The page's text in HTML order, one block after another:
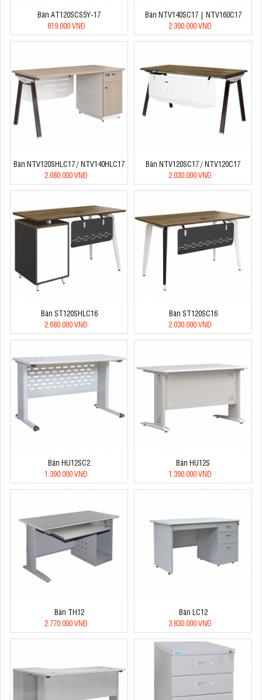
Bàn AT120SCS5Y-17
819.000 VNĐ
Bàn NTV140SC17 | NTV160C17
2.390.000 VNĐ
Bàn NTV120SHLC17 / NTV140HLC17
2.680.000 VNĐ
Bàn NTV120SC17 / NTV120C17
2.030.000 VNĐ
Bàn ST120SHLC16
2.680.000 VNĐ
Bàn ST120SC16
2.030.000 VNĐ
Bàn HU12SC2
1.390.000 VNĐ
Bàn HU12S
1.390.000 VNĐ
Bàn TH12
2.770.000 VNĐ
Bàn LC12
3.830.000 VNĐ